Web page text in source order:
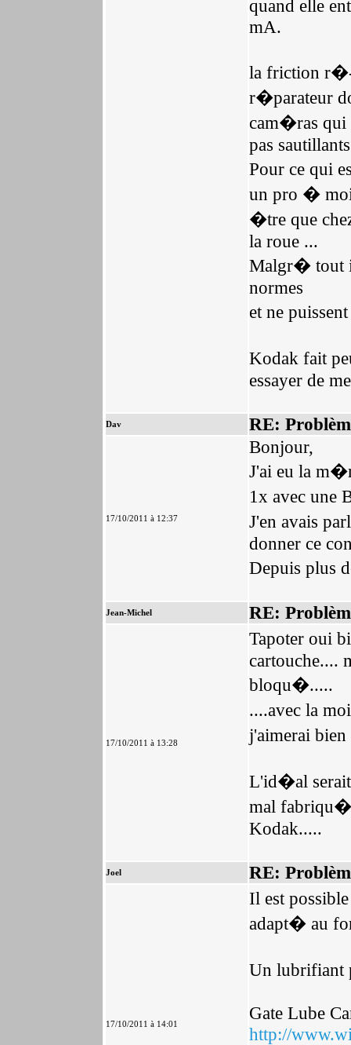
quand elle
mA.
la friction
r�parateur
cam�ras qui
pas
Pour ce qui
un pro �
�tre que
la roue ...
Malgr� tout
normes
et ne
Kodak fait
essayer de
Dav RE:
17/10/2011 à 12:37
Bonjour,
J'ai eu la
1x avec une
J'en avais
donner ce
Depuis plus
Jean-Michel RE:
17/10/2011 à 13:28
Tapoter oui
cartouche....
bloqu�.....
....avec la
j'aimerai
L'id�al serait
mal
Kodak.....
Joel RE:
17/10/2011 à 14:01
Il est
adapt� au
Un
Gate Lube
http://